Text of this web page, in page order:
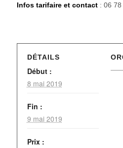
Infos tarifaire et contact: 06 78
DÉTAILS
Début :
8 mai 2019
Fin :
9 mai 2019
Prix :